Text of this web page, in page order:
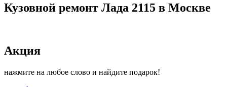
Кузовной ремонт Лада 2115 в Москве
Акция
нажмите на любое слово и найдите подарок!